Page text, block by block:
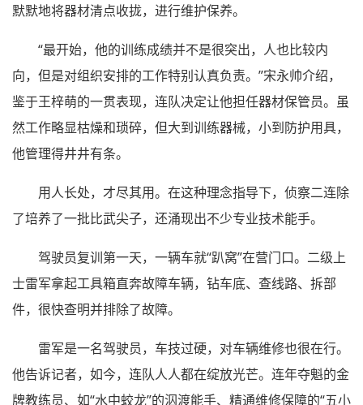
默默地将器材清点收拢，进行维护保养。
“最开始，他的训练成绩并不是很突出，人也比较内
向，但是对组织安排的工作特别认真负责。”宋永帅介绍，
鉴于王梓萌的一贯表现，连队决定让他担任器材保管员。虽
然工作略显枯燥和琐碎，但大到训练器械，小到防护用具，
他管理得井井有条。
用人长处，才尽其用。在这种理念指导下，侦察二连除
了培养了一批比武尖子，还涌现出不少专业技术能手。
驾驶员复训第一天，一辆车就“趴窝”在营门口。二级上
士雷军拿起工具箱直奔故障车辆，钻车底、查线路、拆部
件，很快查明并排除了故障。
雷军是一名驾驶员，车技过硬，对车辆维修也很在行。
他告诉记者，如今，连队人人都在绽放光芒。连年夺魁的金
牌教练员、如“水中蛟龙”的泅渡能手、精通维修保障的“五小